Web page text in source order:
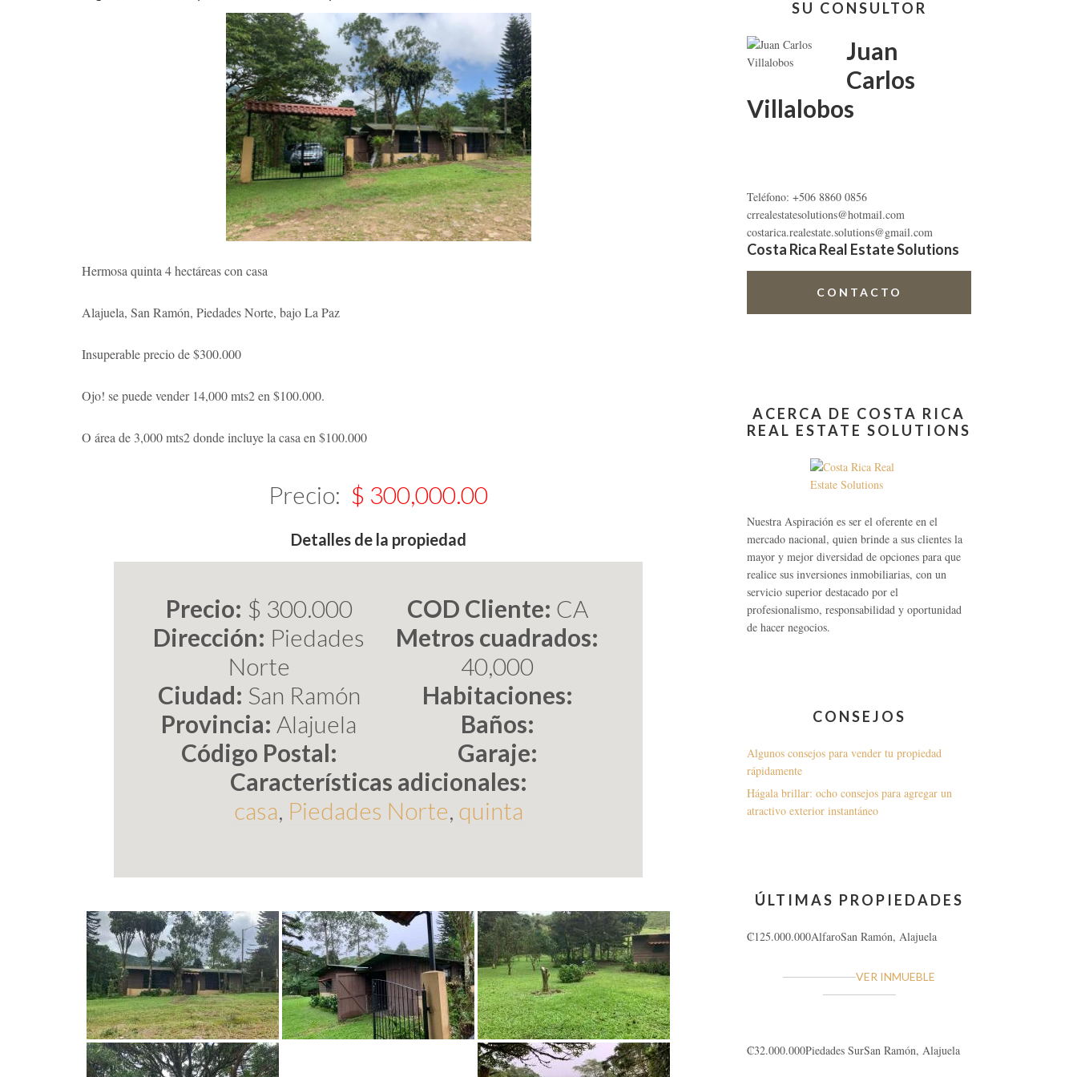
Hermosa quinta 4 hectáreas con casa
Alajuela, San Ramón, Piedades Norte, bajo La Paz
Insuperable precio de $300.000
Ojo! se puede vender 14,000 mts2 en $100.000.
O área de 3,000 mts2 donde incluye la casa en $100.000
Precio: $ 300,000.00
Detalles de la propiedad
Precio: $ 300.000
Dirección: Piedades
Norte
Ciudad: San Ramón
Provincia: Alajuela
Código Postal:
COD Cliente: CA
Metros cuadrados:
40,000
Habitaciones:
Baños:
Garaje:
Características adicionales:
casa, Piedades Norte, quinta
lateral
primaria
SU CONSULTOR
Juan
Carlos
Villalobos
Teléfono: +506 8860 0856
crrealestatesolutions@hotmail.com
costarica.realestate.solutions@gmail.com
Costa Rica Real Estate Solutions
CONTACTO
ACERCA DE COSTA RICA
REAL ESTATE SOLUTIONS
Nuestra Aspiración es ser el oferente en el
mercado nacional, quien brinde a sus clientes la
mayor y mejor diversidad de opciones para que
realice sus inversiones inmobiliarias, con un
servicio superior destacado por el
profesionalismo, responsabilidad y oportunidad
de hacer negocios.
CONSEJOS
Algunos consejos para vender tu propiedad
rápidamente
Hágala brillar: ocho consejos para agregar un
atractivo exterior instantáneo
ÚLTIMAS PROPIEDADES
₡125.000.000AlfaroSan Ramón, Alajuela
VER INMUEBLE
₡32.000.000Piedades SurSan Ramón, Alajuela